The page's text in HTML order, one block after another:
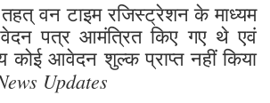
वन टाइम रजिस्ट्रेशन के माध्यम
पत्र आमंत्रित किए गए थे एवं
कोई आवेदन शुल्क प्राप्त नहीं किया
Updates